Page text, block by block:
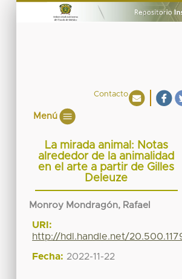
Contacto
Menú
La mirada animal: Notas
alrededor de la animalidad
en el arte a partir de Gilles
Deleuze
Monroy Mondragón, Rafael
URI:
http://hdl.handle.net/
Fecha: 2022-11-22